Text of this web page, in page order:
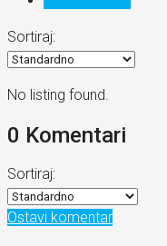
Sortiraj:
No listing found.
0 Komentari
Sortiraj:
Ostavi komentar